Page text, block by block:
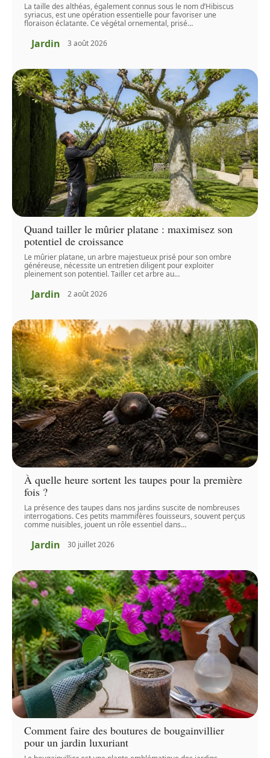
La taille des althéas, également connus sous le nom d’Hibiscus
syriacus, est une opération essentielle pour favoriser une
floraison éclatante. Ce végétal ornemental, prisé…
Jardin 3 août 2026
Quand tailler le mûrier platane : maximisez son
potentiel de croissance
Le mûrier platane, un arbre majestueux prisé pour son ombre
généreuse, nécessite un entretien diligent pour exploiter
pleinement son potentiel. Tailler cet arbre au…
Jardin 2 août 2026
À quelle heure sortent les taupes pour la première
fois ?
La présence des taupes dans nos jardins suscite de nombreuses
interrogations. Ces petits mammifères fouisseurs, souvent perçus
comme nuisibles, jouent un rôle essentiel dans…
Jardin 30 juillet 2026
Comment faire des boutures de bougainvillier
pour un jardin luxuriant